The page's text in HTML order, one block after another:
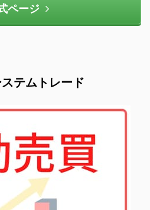
ページ
テムトレード